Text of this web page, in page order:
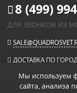
8 (499)
ДЛЯ ЗВОНКОВ ИЗ
ДОСТАВКА ПО
Мы используем
сайта, анализа